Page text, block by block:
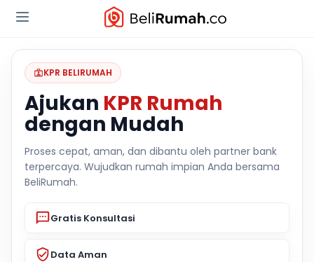
KPR BELIRUMAH
Ajukan KPR Rumah
dengan Mudah
Proses cepat, aman, dan dibantu oleh partner bank
terpercaya. Wujudkan rumah impian Anda bersama
BeliRumah.
Gratis Konsultasi
Data Aman